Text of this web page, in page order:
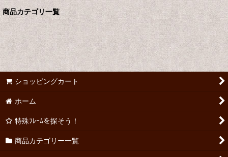
商品カテゴリ一覧
ショッピングカート
ホーム
特殊ﾌﾚｰﾑを探そう！
商品カテゴリー一覧